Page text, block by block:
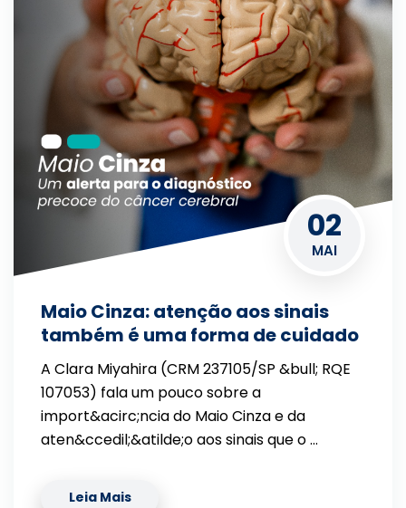
02
MAI
Maio Cinza: atenção aos sinais
também é uma forma de cuidado
A Clara Miyahira (CRM 237105/SP &bull; RQE
107053) fala um pouco sobre a
import&acirc;ncia do Maio Cinza e da
aten&ccedil;&atilde;o aos sinais que o …
Leia Mais